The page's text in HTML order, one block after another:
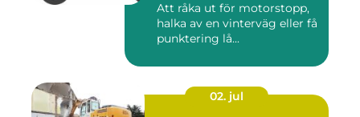
Att råka ut för motorstopp,
halka av en vinterväg eller få
punktering lå...
02. jul